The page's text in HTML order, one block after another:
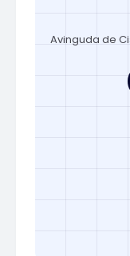
Avinguda de